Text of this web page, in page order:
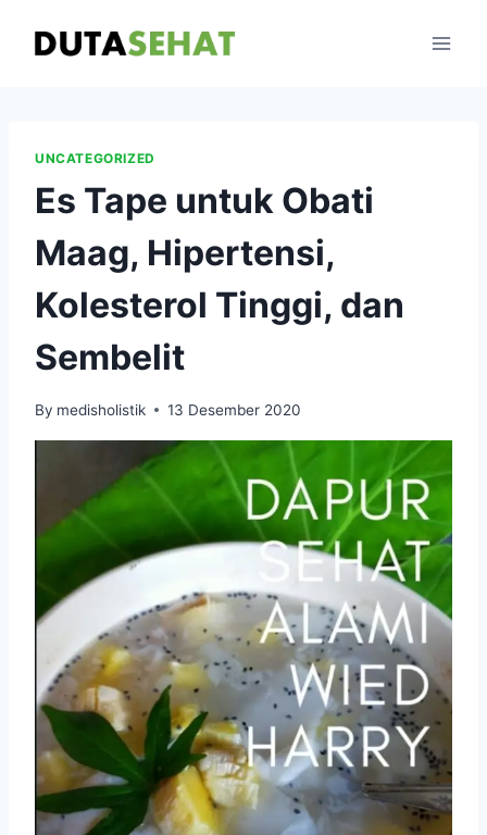
UNCATEGORIZED
Es Tape untuk Obati
Maag, Hipertensi,
Kolesterol Tinggi, dan
Sembelit
By medisholistik 13 Desember 2020